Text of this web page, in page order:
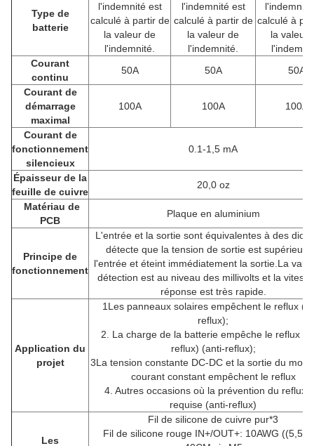
Type de
batterie
l'indemnité est
calculé à partir de
la valeur de
l'indemnité.
l'indemnité est
calculé à partir de
la valeur de
l'indemnité.
calculé à
la valeur
Courant
continu
50A 50A
50A
Courant de
démarrage
maximal
100A 100A 100A
Courant de
fonctionnement
silencieux
0.1-1,5 mA
Épaisseur de la
feuille de cuivre
20,0 oz
Matériau de
PCB
Plaque en aluminium
Principe de
fonctionnement
L'entrée et la sortie sont équivalentes à des
détecte que la tension de sortie est supérieure
l'entrée et éteint immédiatement la sortie.La
détection est au niveau des millivolts et la
réponse est très rapide.
Application du
projet
1Les panneaux solaires empêchent le reflux
reflux);
2. La charge de la batterie empêche le reflux
reflux) (anti-reflux);
3La tension constante DC-DC et la sortie du
courant constant empêchent le reflux
4. Autres occasions où la prévention du reflux
requise (anti-reflux)
Les
Fil de silicone de cuivre pur*3
Fil de silicone rouge IN+/OUT+: 10AWG ((5,5